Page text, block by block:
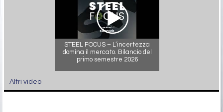
STEEL FOCUS – L’incertezza
domina il mercato. Bilancio del
primo semestre 2026
Altri video